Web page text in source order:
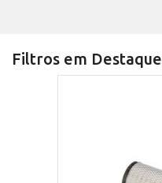
Filtros em Destaque